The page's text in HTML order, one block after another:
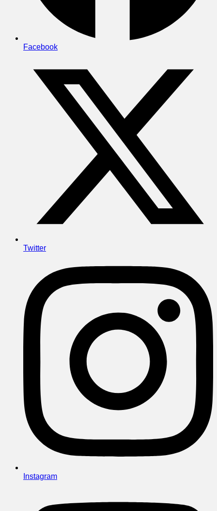
Facebook
Twitter
Instagram